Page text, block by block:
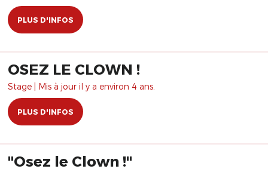
PLUS D'INFOS
OSEZ LE CLOWN !
Stage | Mis à jour il y a environ 4 ans.
PLUS D'INFOS
"Osez le Clown !"